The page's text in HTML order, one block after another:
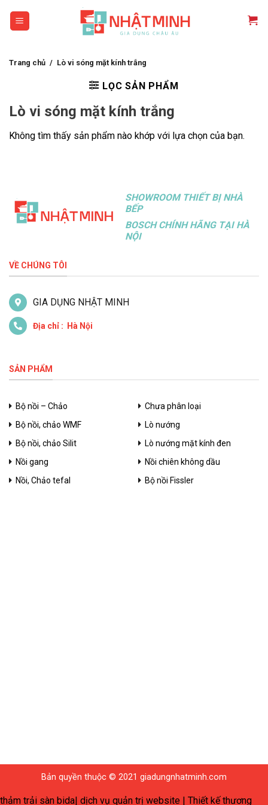
Trang chủ / Lò vi sóng mặt kính trắng
LỌC SẢN PHẨM
Lò vi sóng mặt kính trắng
Không tìm thấy sản phẩm nào khớp với lựa chọn của bạn.
SHOWROOM THIẾT BỊ NHÀ
BẾP
BOSCH CHÍNH HÃNG TẠI HÀ
NỘI
VỀ CHÚNG TÔI
GIA DỤNG NHẬT MINH
Địa chỉ : Hà Nội
SẢN PHẨM
Bộ nồi – Chảo
Bộ nồi, chảo WMF
Bộ nồi, chảo Silit
Nồi gang
Nồi, Chảo tefal
Chưa phân loại
Lò nướng
Lò nướng mặt kính đen
Nồi chiên không dầu
Bộ nồi Fissler
Bản quyền thuộc © 2021 giadungnhatminh.com
thảm trải sàn bida dịch vụ quản trị website Thiết kế thương